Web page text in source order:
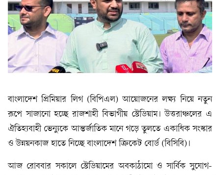
বাংলাদেশ প্রিমিয়ার লিগ (বিপিএল) আয়োজনের লক্ষ্য নিয়ে নতুন
রূপে সাজানো হচ্ছে রাজশাহী বিভাগীয় স্টেডিয়াম। উত্তরাঞ্চলের এ
ঐতিহ্যবাহী ভেন্যুকে আন্তর্জাতিক মানে গড়ে তুলতে একাধিক সংস্কার
ও উন্নয়নকাজ হাতে নিচ্ছে বাংলাদেশ ক্রিকেট বোর্ড (বিসিবি)।
আজ রোববার সকালে স্টেডিয়ামের অবকাঠামো ও সার্বিক সুযোগ-